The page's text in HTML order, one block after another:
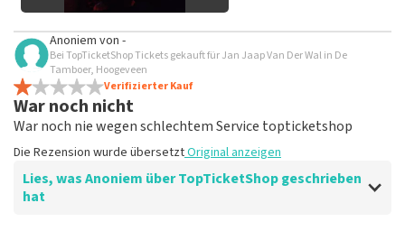
anzeigen
Anoniem von -
Bei TopTicketShop Tickets gekauft für Jan Jaap Van Der Wal in De
Tamboer, Hoogeveen
Verifizierter Kauf
War noch nicht
War noch nie wegen schlechtem Service topticketshop
Die Rezension wurde übersetztOriginal anzeigen
Lies, was Anoniem über TopTicketShop geschrieben
hat